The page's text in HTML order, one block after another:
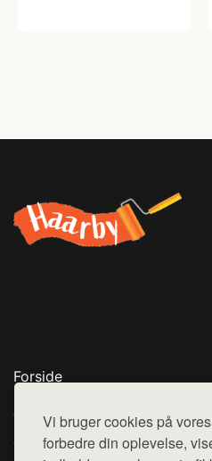
Vi bruger cookies på
forbedre din oplevelse,
Forside
Top Rabatter
Jotun maling